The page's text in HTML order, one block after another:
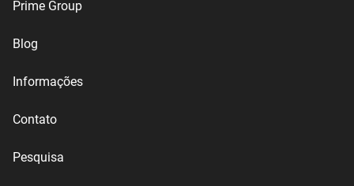
Prime Group
Blog
Informações
Contato
Pesquisa